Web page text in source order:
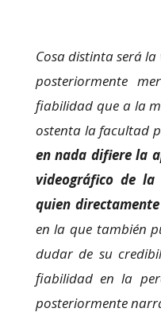
Cosa distinta será
posteriormente
fiabilidad que a la
ostenta la facultad
en nada difiere la
videográfico de
quien
en la que también
dudar de su
fiabilidad en la
posteriormente